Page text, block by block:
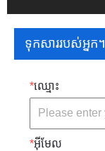
ទុកសាររបស់អ្នក។
*ឈ្មោះ
*អ៊ីមែល